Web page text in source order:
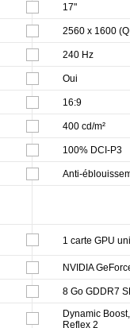
17"
2560 x 1600
240 Hz
Oui
16:9
400 cd/m²
100% DCI-P3
Anti-
1 carte GPU
NVIDIA
8 Go GDDR7
Dynamic
Reflex 2